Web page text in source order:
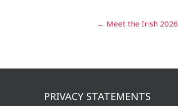
Post
← Meet the Irish 2026
PRIVACY STATEMENTS